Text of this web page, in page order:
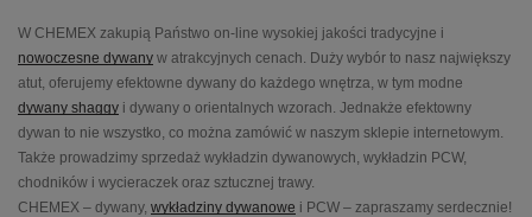
W CHEMEX zakupią Państwo on-line wysokiej jakości tradycyjne i
nowoczesne dywany w atrakcyjnych cenach. Duży wybór to nasz największy
atut, oferujemy efektowne dywany do każdego wnętrza, w tym modne
dywany shaggy i dywany o orientalnych wzorach. Jednakże efektowny
dywan to nie wszystko, co można zamówić w naszym sklepie internetowym.
Także prowadzimy sprzedaż wykładzin dywanowych, wykładzin PCW,
chodników i wycieraczek oraz sztucznej trawy.
CHEMEX – dywany, wykładziny dywanowe i PCW – zapraszamy serdecznie!